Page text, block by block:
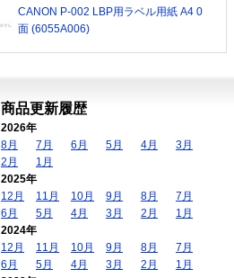
CANON P-002 LBP用ラベル用紙 A4 0
面 (6055A006)
商品更新履歴
2026年
8月
7月 6月 5月 4月
3月
2月
1月
2025年
12月
11月 10月 9月 8月
7月
6月
5月 4月 3月 2月
1月
2024年
12月
11月 10月 9月 8月
7月
6月
5月 4月 3月 2月
1月